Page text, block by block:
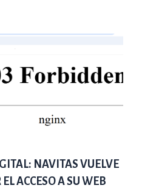
NAVITAS VUELVE
ACCESO A SU WEB